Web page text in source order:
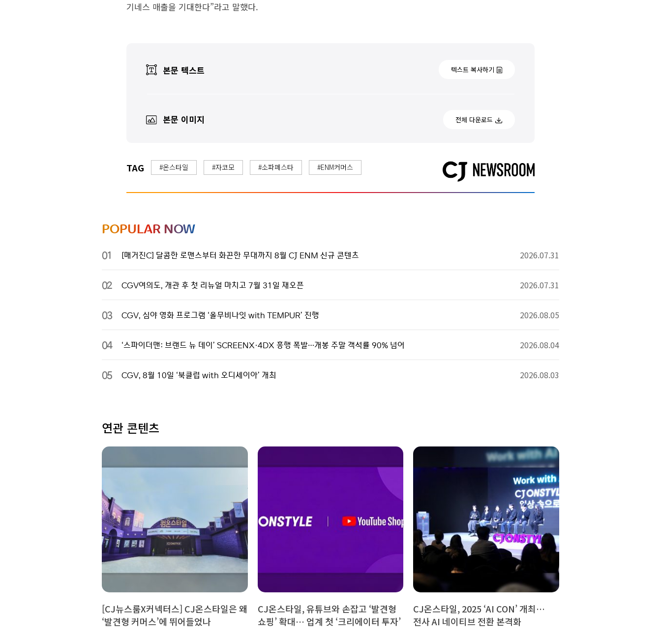
기네스 매출을 기대한다”라고 말했다.
본문 텍스트 텍스트 복사하기
본문 이미지 전체 다운로드
TAG #온스타일 #자코모 #소파페스타 #ENM커머스
POPULAR NOW
01 [매거진C] 달콤한 로맨스부터 화끈한 무대까지 8월 CJ ENM 신규 콘텐츠 2026.07.31
02 CGV여의도, 개관 후 첫 리뉴얼 마치고 7월 31일 재오픈 2026.07.31
03 CGV, 심야 영화 프로그램 ‘올무비나잇 with TEMPUR’ 진행 2026.08.05
04 ‘스파이더맨: 브랜드 뉴 데이’ SCREENX·4DX 흥행 폭발…개봉 주말 객석률 90% 넘어 2026.08.04
05 CGV, 8월 10일 ‘북클럽 with 오디세이아’ 개최 2026.08.03
연관 콘텐츠
[CJ뉴스룸X커넥터스] CJ온스타일은 왜
‘발견형 커머스’에 뛰어들었나
CJ온스타일, 유튜브와 손잡고 ‘발견형
쇼핑’ 확대… 업계 첫 ‘크리에이터 투자’
CJ온스타일, 2025 ‘AI CON’ 개최…
전사 AI 네이티브 전환 본격화